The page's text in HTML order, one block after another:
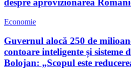
despre aprovizionarea
Economie
Guvernul alocă 250 de
contoare inteligente și sisteme
Bolojan: „Scopul este